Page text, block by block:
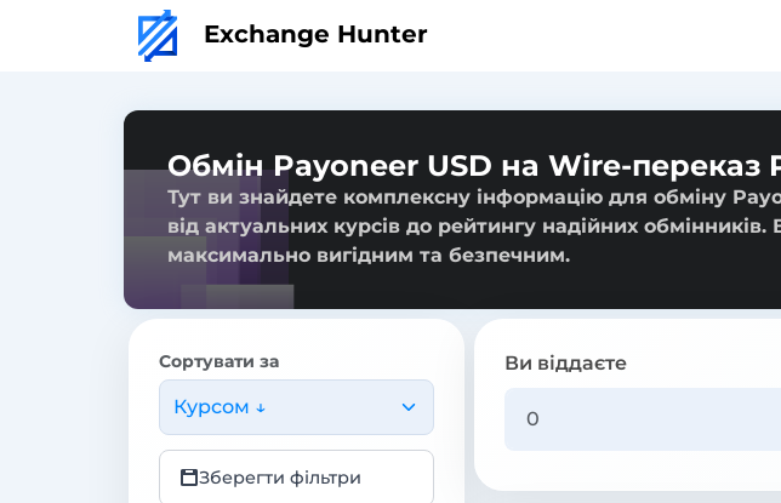
Exchange Hunter
Обмін Payoneer USD на Wire-переказ
Тут ви знайдете комплексну інформацію для обміну
від актуальних курсів до рейтингу надійних
максимально вигідним та безпечним.
Сортувати за
Курсом ↓
Зберегти фільтри
Ви віддаєте